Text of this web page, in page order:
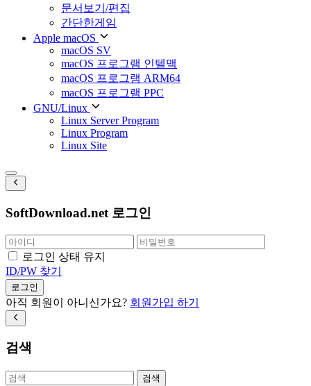
문서보기/편집
간단한게임
Apple macOS
macOS SV
macOS 프로그램 인텔맥
macOS 프로그램 ARM64
macOS 프로그램 PPC
GNU/Linux
Linux Server Program
Linux Program
Linux Site
SoftDownload.net 로그인
로그인 상태 유지
ID/PW 찾기
로그인
아직 회원이 아니신가요? 회원가입 하기
검색
검색